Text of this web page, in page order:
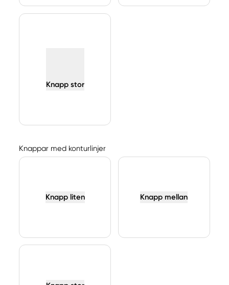
Knapp stor
Knappar med konturlinjer
Knapp liten Knapp mellan